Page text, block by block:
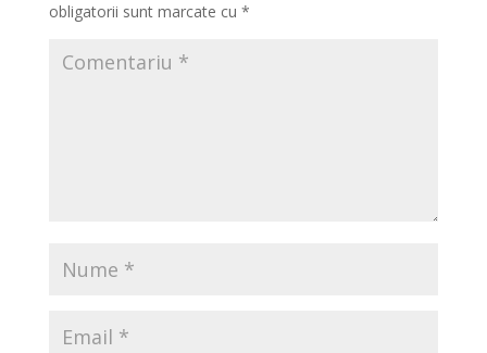
obligatorii sunt marcate cu *